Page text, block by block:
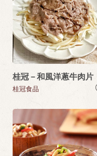
桂冠－和風洋蔥牛肉片
桂冠食品